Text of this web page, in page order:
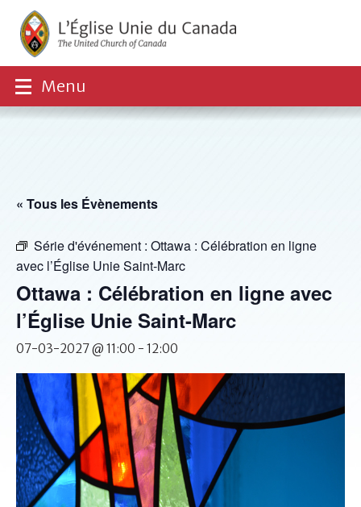
Menu
« Tous les Évènements
Série d'événement : Ottawa : Célébration en ligne
avec l’Église Unie Saint-Marc
Ottawa : Célébration en ligne avec
l’Église Unie Saint-Marc
07-03-2027 @ 11:00 - 12:00